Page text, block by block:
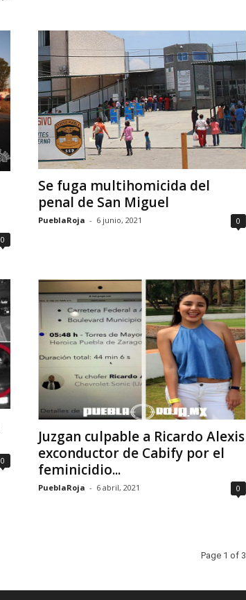
0
Se fuga multihomicida del
penal de San Miguel
PueblaRoja - 6 junio, 2021 0
0
Juzgan culpable a Ricardo Alexis
exconductor de Cabify por el
feminicidio...
PueblaRoja - 6 abril, 2021 0
Page 1 of 3